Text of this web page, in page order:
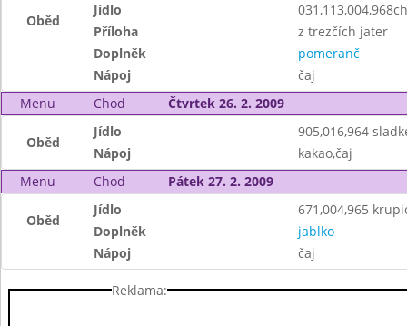
Oběd
Jídlo
Příloha
z trezčích jater
Doplněk
pomeranč
Nápoj
čaj
Menu
Chod Čtvrtek 26. 2. 2009
Oběd
Jídlo
905,016,964
Nápoj
kakao,čaj
Menu
Chod Pátek 27. 2. 2009
Oběd
Jídlo
671,004,965
Doplněk
jablko
Nápoj
čaj
Reklama: